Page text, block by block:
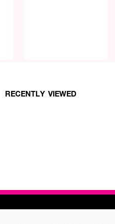
RECENTLY VIEWED